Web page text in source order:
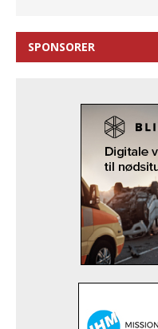
SPONSORER